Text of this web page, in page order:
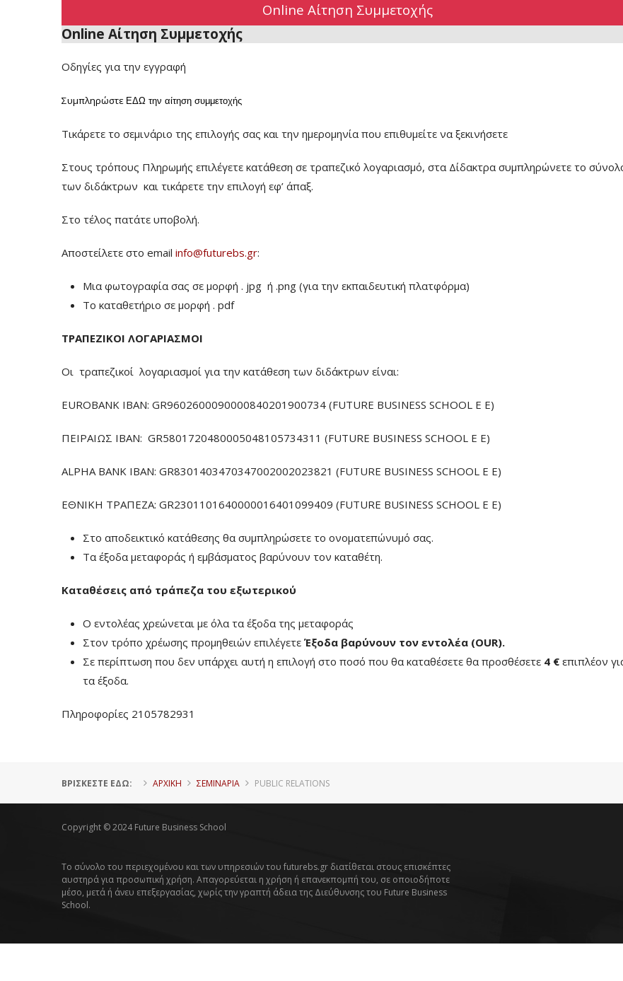
Online Αίτηση Συμμετοχής
Online Αίτηση Συμμετοχής
Οδηγίες για την εγγραφή
Συμπληρώστε ΕΔΩ την αίτηση συμμετοχής
Τικάρετε το σεμινάριο της επιλογής σας και την ημερομηνία που επιθυμείτε να ξεκινήσετε
Στους τρόπους Πληρωμής επιλέγετε κατάθεση σε τραπεζικό λογαριασμό, στα Δίδακτρα συμπληρώνετε το
των διδάκτρων και τικάρετε την επιλογή εφ’ άπαξ.
Στο τέλος πατάτε υποβολή.
Αποστείλετε στο email info@futurebs.gr:
Μια φωτογραφία σας σε μορφή . jpg ή .png (για την εκπαιδευτική πλατφόρμα)
To καταθετήριο σε μορφή . pdf
ΤΡΑΠΕΖΙΚΟΙ ΛΟΓΑΡΙΑΣΜΟΙ
Οι τραπεζικοί λογαριασμοί για την κατάθεση των διδάκτρων είναι:
EUROBANK IBAN: GR9602600090000840201900734 (FUTURE BUSINESS SCHOOL E E)
ΠΕΙΡΑΙΩΣ ΙΒΑΝ: GR5801720480005048105734311 (FUTURE BUSINESS SCHOOL E E)
ALPHA BANK IBAN: GR8301403470347002002023821 (FUTURE BUSINESS SCHOOL E E)
ΕΘΝΙΚΗ ΤΡΑΠΕΖΑ: GR2301101640000016401099409 (FUTURE BUSINESS SCHOOL E E)
Στο αποδεικτικό κατάθεσης θα συμπληρώσετε το ονοματεπώνυμό σας.
Τα έξοδα μεταφοράς ή εμβάσματος βαρύνουν τον καταθέτη.
Καταθέσεις από τράπεζα του εξωτερικού
Ο εντολέας χρεώνεται με όλα τα έξοδα της μεταφοράς
Στον τρόπο χρέωσης προμηθειών επιλέγετε Έξοδα βαρύνουν τον εντολέα (ΟUR).
Σε περίπτωση που δεν υπάρχει αυτή η επιλογή στο ποσό που θα καταθέσετε θα προσθέσετε 4 € επιπλέον
τα έξοδα.
Πληροφορίες 2105782931
ΒΡΊΣΚΕΣΤΕ ΕΔΏ: ΑΡΧΙΚΗ ΣΕΜΙΝΑΡΙΑ PUBLIC RELATIONS
Copyright © 2024 Future Business School
Το σύνολο του περιεχομένου και των υπηρεσιών του futurebs.gr διατίθεται στους επισκέπτες
αυστηρά για προσωπική χρήση. Απαγορεύεται η χρήση ή επανεκπομπή του, σε οποιοδήποτε
μέσο, μετά ή άνευ επεξεργασίας, χωρίς την γραπτή άδεια της Διεύθυνσης του Future Business
School.